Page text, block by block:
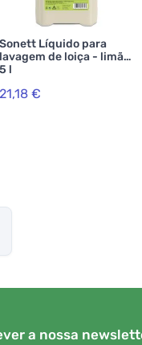
Sonett Líquido para
lavagem de loiça - limão
5 l
21,18 €
a nossa